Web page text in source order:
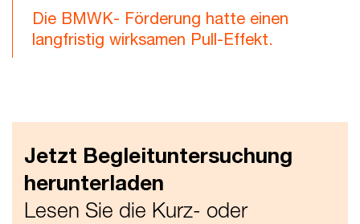
Die BMWK- Förderung hatte einen
langfristig wirksamen Pull-Effekt.
Jetzt Begleituntersuchung
herunterladen
Lesen Sie die Kurz- oder